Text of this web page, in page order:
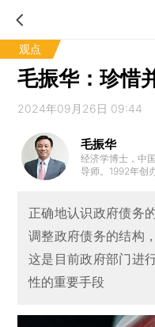
观点
毛振华：珍惜
2024年09月26日 09:44
毛振华
经济学博士，中
导师。1992年创
董事长，中诚信
正确地认识政府债务
调整政府债务的结构
这是目前政府部门进
性的重要手段